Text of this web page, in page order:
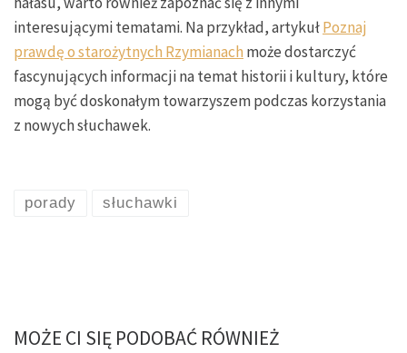
interesującymi tematami. Na przykład, artykułPoznaj
prawdę o starożytnych Rzymianach może dostarczyć
fascynujących informacji na temat historii i kultury, które
mogą być doskonałym towarzyszem podczas korzystania
z nowych słuchawek.
porady słuchawki
MOŻE CI SIĘ PODOBAĆ RÓWNIEŻ